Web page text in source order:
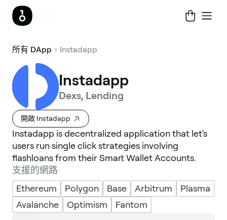
所有 DApp Instadapp
Instadapp
Dexs, Lending
開啟 Instadapp
Instadapp is decentralized application that let's
users run single click strategies involving
flashloans from their Smart Wallet Accounts.
支援的網路
Ethereum
Polygon Base Arbitrum
Plasma
Avalanche
Optimism Fantom